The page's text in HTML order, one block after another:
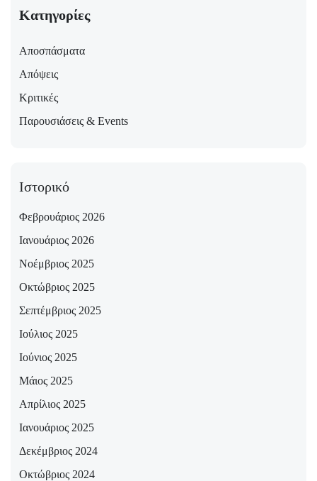
Κατηγορίες
Αποσπάσματα
Απόψεις
Κριτικές
Παρουσιάσεις & Events
Ιστορικό
Φεβρουάριος 2026
Ιανουάριος 2026
Νοέμβριος 2025
Οκτώβριος 2025
Σεπτέμβριος 2025
Ιούλιος 2025
Ιούνιος 2025
Μάιος 2025
Απρίλιος 2025
Ιανουάριος 2025
Δεκέμβριος 2024
Οκτώβριος 2024